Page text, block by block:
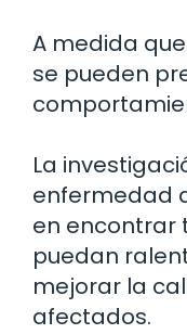
A medida
se pueden
La
enfermedad
en encontrar
puedan
mejorar la
afectados.